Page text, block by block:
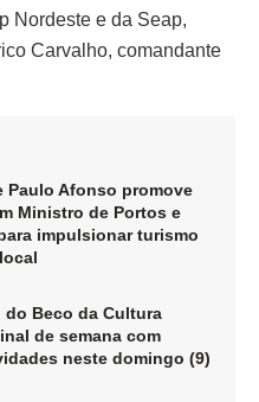
Nordeste e da Seap,
Carvalho, comandante
Paulo Afonso promove
Ministro de Portos e
impulsionar turismo
do Beco da Cultura
de semana com
neste domingo (9)